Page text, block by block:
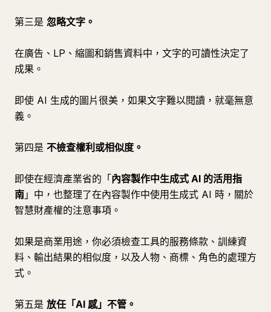
第三是 忽略文字。
在廣告、LP、縮圖和銷售資料中，文字的可讀性決定了
成果。
即使 AI 生成的圖片很美，如果文字難以閱讀，就毫無意
義。
第四是 不檢查權利或相似度。
即使在經濟產業省的「內容製作中生成式 AI 的活用指
南 」中，也整理了在內容製作中使用生成式 AI 時，關於
智慧財產權的注意事項。
如果是商業用途，你必須檢查工具的服務條款、訓練資
料、輸出結果的相似度，以及人物、商標、角色的處理方
式。
第五是 放任「AI 感」不管。